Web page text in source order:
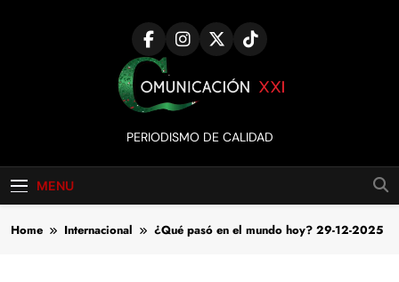
Comunicación
XXI
PERIODISMO DE CALIDAD
MENU
Home Internacional ¿Qué pasó en el mundo hoy? 29-12-2025